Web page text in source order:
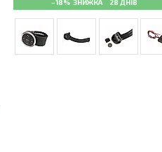
–18% 28 ДНІВ